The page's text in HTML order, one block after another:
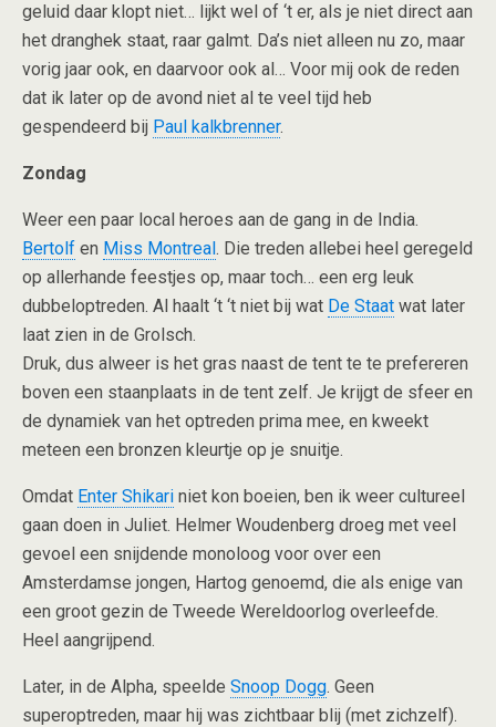
geluid daar klopt niet… lijkt wel of ‘t er, als je niet direct aan
het dranghek staat, raar galmt. Da’s niet alleen nu zo, maar
vorig jaar ook, en daarvoor ook al… Voor mij ook de reden
dat ik later op de avond niet al te veel tijd heb
gespendeerd bij Paul kalkbrenner.
Zondag
Weer een paar local heroes aan de gang in de India.
Bertolf en Miss Montreal. Die treden allebei heel geregeld
op allerhande feestjes op, maar toch… een erg leuk
dubbeloptreden. Al haalt ‘t ‘t niet bij wat De Staat wat later
laat zien in de Grolsch.
Druk, dus alweer is het gras naast de tent te te prefereren
boven een staanplaats in de tent zelf. Je krijgt de sfeer en
de dynamiek van het optreden prima mee, en kweekt
meteen een bronzen kleurtje op je snuitje.
Omdat Enter Shikari niet kon boeien, ben ik weer cultureel
gaan doen in Juliet. Helmer Woudenberg droeg met veel
gevoel een snijdende monoloog voor over een
Amsterdamse jongen, Hartog genoemd, die als enige van
een groot gezin de Tweede Wereldoorlog overleefde.
Heel aangrijpend.
Later, in de Alpha, speelde Snoop Dogg. Geen
superoptreden, maar hij was zichtbaar blij (met zichzelf).